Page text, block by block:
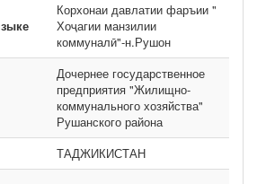
Корхонаи давлатии фаръии "
Хоҷагии манзилии
коммуналӣ"-н.Рушон
Дочернее государственное
предприятия "Жилищно-
коммунального хозяйства"
Рушанского района
ТАДЖИКИСТАН